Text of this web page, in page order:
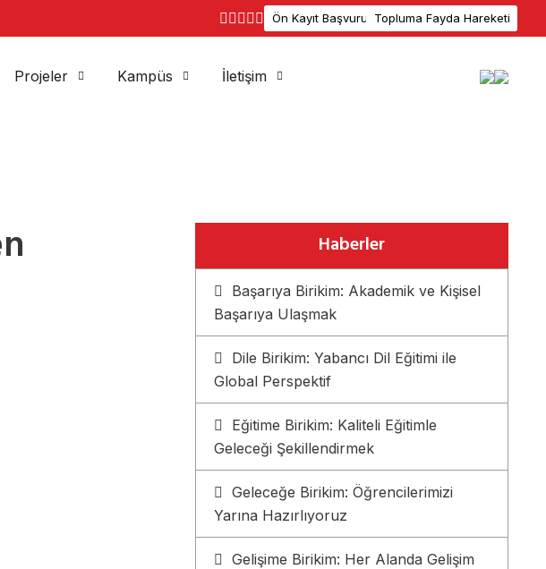
Ön Kayıt Başvuru Topluma Fayda Hareketi
Projeler Kampüs İletişim
Haberler
Başarıya Birikim: Akademik ve Kişisel
Başarıya Ulaşmak
Dile Birikim: Yabancı Dil Eğitimi ile
Global Perspektif
Eğitime Birikim: Kaliteli Eğitimle
Geleceği Şekillendirmek
Geleceğe Birikim: Öğrencilerimizi
Yarına Hazırlıyoruz
Gelişime Birikim: Her Alanda Gelişim